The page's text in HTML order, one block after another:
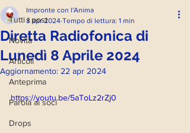
Tutti i post
Novità
Articoli
Anteprima
Parola ai soci
Drops
Diretta Radiofonica di
Lunedì 8 Aprile 2024
Impronte con l'Anima
8 apr 2024 Tempo di lettura: 1 min
Aggiornamento: 22 apr 2024
https://youtu.be/5aToLz2rZj0